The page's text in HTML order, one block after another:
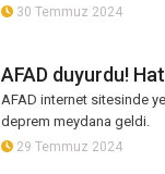
30 Temmuz 2024
AFAD duyurdu!
AFAD internet sitesinde
deprem meydana geldi.
29 Temmuz 2024